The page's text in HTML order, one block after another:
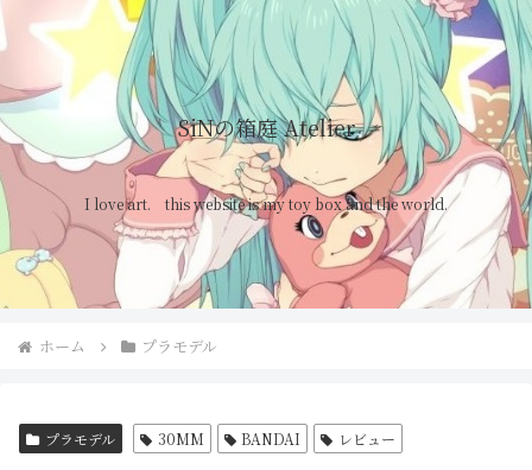
SiNの箱庭 Atelier
I love art. this website is my toy box and the world.
ホーム プラモデル
プラモデル 30MM BANDAI レビュー